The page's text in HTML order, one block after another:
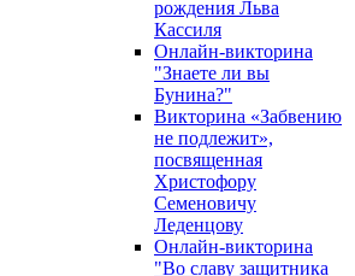
рождения Льва
Кассиля
Онлайн-викторина
"Знаете ли вы
Бунина?"
Викторина «Забвению
не подлежит»,
посвященная
Христофору
Семеновичу
Леденцову
Онлайн-викторина
"Во славу защитника